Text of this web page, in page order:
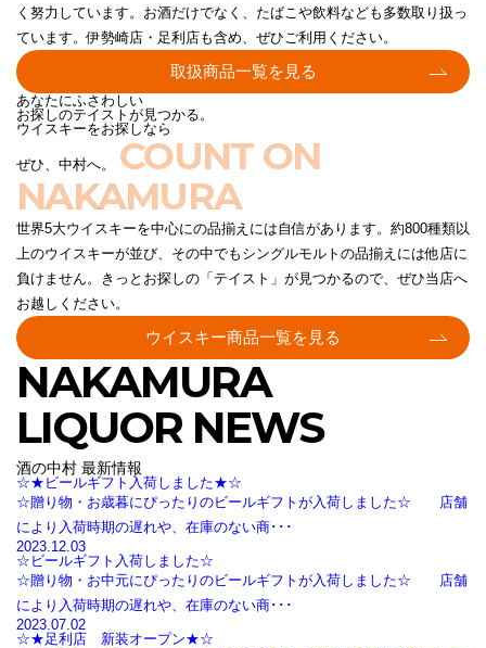
く努力しています。お酒だけでなく、たばこや飲料なども多数取り扱っ
ています。伊勢崎店・足利店も含め、ぜひご利用ください。
取扱商品一覧を見る
あなたにふさわしい
お探しのテイストが見つかる。
ウイスキーをお探しなら
ぜひ、中村へ。 COUNT ON
NAKAMURA
世界5大ウイスキーを中心にの品揃えには自信があります。約800種類以
上のウイスキーが並び、その中でもシングルモルトの品揃えには他店に
負けません。きっとお探しの「テイスト」が見つかるので、ぜひ当店へ
お越しください。
ウイスキー商品一覧を見る
NAKAMURA
LIQUOR NEWS
酒の中村 最新情報
☆★ビールギフト入荷しました★☆
☆贈り物・お歳暮にぴったりのビールギフトが入荷しました☆ 店舗
により入荷時期の遅れや、在庫のない商･･･
2023.12.03
☆ビールギフト入荷しました☆
☆贈り物・お中元にぴったりのビールギフトが入荷しました☆ 店舗
により入荷時期の遅れや、在庫のない商･･･
2023.07.02
☆★足利店 新装オープン★☆